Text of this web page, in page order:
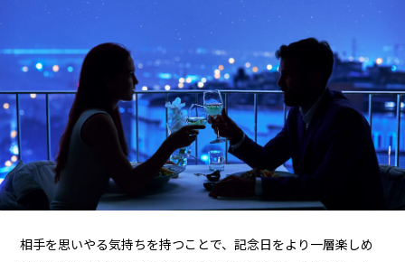
相手を思いやる気持ちを持つことで、記念日をより一層楽しめ